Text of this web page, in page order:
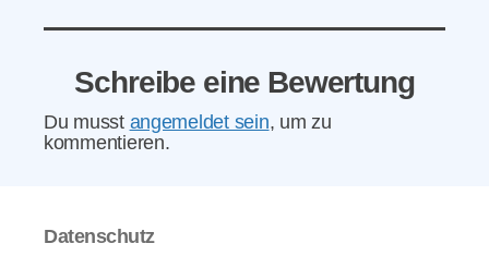
Schreibe eine Bewertung
Du musst angemeldet sein, um zu
kommentieren.
Datenschutz